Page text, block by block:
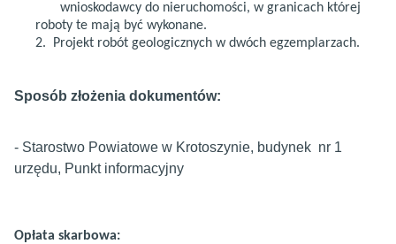
wnioskodawcy do nieruchomości, w granicach której
roboty te mają być wykonane.
2.
Projekt robót geologicznych w dwóch egzemplarzach.
Sposób złożenia dokumentów:
- Starostwo Powiatowe w Krotoszynie, budynek nr 1
urzędu, Punkt informacyjny
Opłata skarbowa: